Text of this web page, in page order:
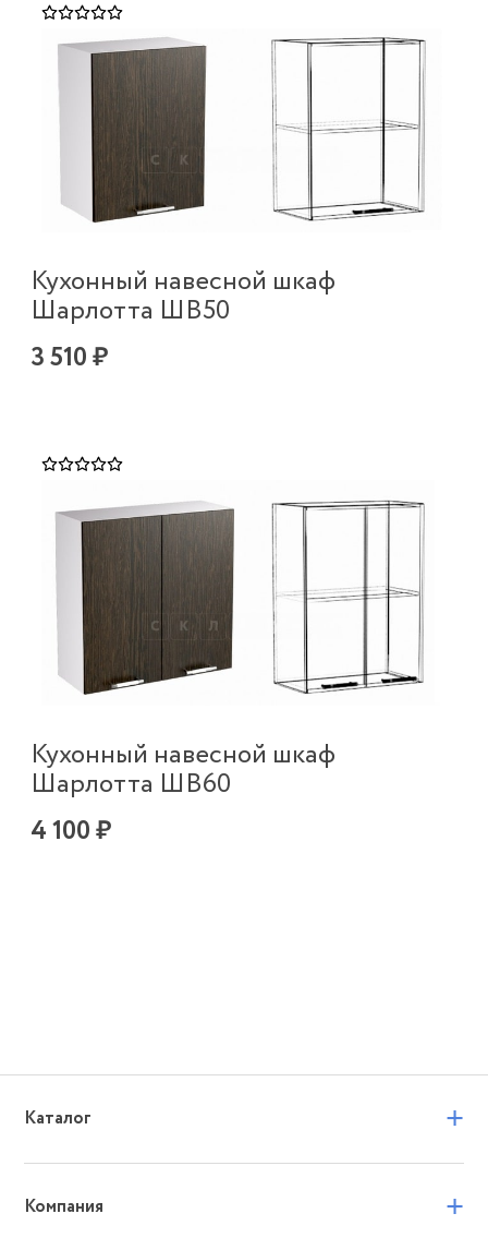
Кухонный навесной шкаф
Шарлотта ШВ50
3 510 ₽
Кухонный навесной шкаф
Шарлотта ШВ60
4 100 ₽
Каталог +
Компания +